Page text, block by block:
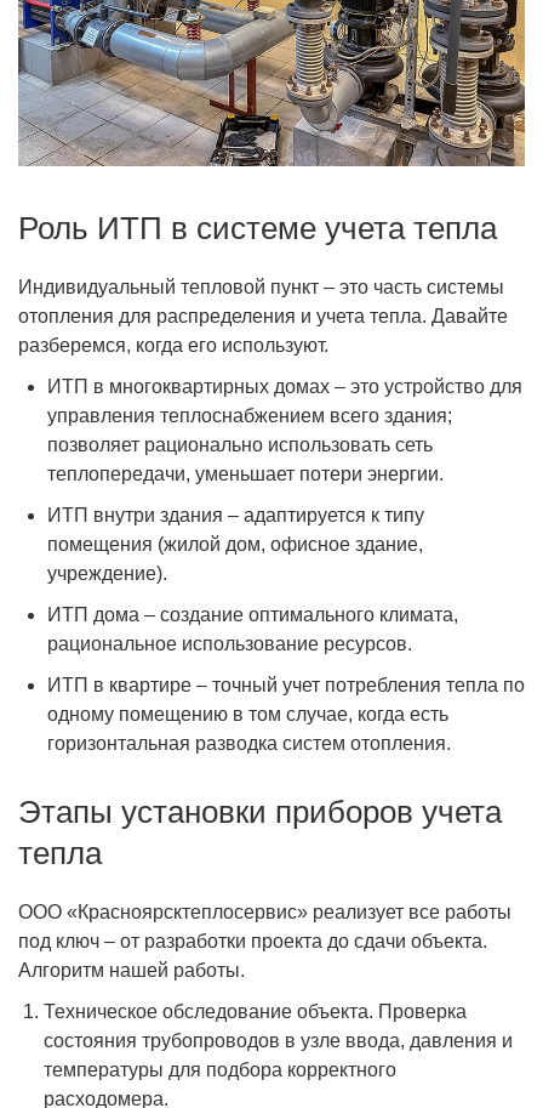
Роль ИТП в системе учета тепла
Индивидуальный тепловой пункт – это часть системы
отопления для распределения и учета тепла. Давайте
разберемся, когда его используют.
ИТП в многоквартирных домах – это устройство для
управления теплоснабжением всего здания;
позволяет рационально использовать сеть
теплопередачи, уменьшает потери энергии.
ИТП внутри здания – адаптируется к типу
помещения (жилой дом, офисное здание,
учреждение).
ИТП дома – создание оптимального климата,
рациональное использование ресурсов.
ИТП в квартире – точный учет потребления тепла по
одному помещению в том случае, когда есть
горизонтальная разводка систем отопления.
Этапы установки приборов учета
тепла
ООО «Красноярсктеплосервис» реализует все работы
под ключ – от разработки проекта до сдачи объекта.
Алгоритм нашей работы.
Техническое обследование объекта. Проверка
состояния трубопроводов в узле ввода, давления и
температуры для подбора корректного
расходомера.